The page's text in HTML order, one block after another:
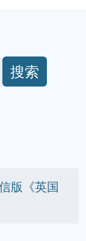
搜索
版《英国